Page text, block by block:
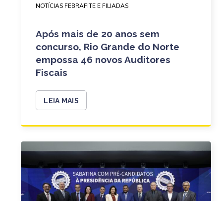
NOTÍCIAS FEBRAFITE E FILIADAS
Após mais de 20 anos sem
concurso, Rio Grande do Norte
empossa 46 novos Auditores
Fiscais
LEIA MAIS